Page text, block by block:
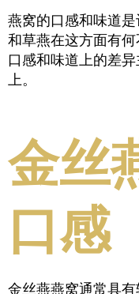
燕窝的口感和味道
和草燕在这方面有
口感和味道上的差
上。
金丝
口感
金丝燕燕窝通常具